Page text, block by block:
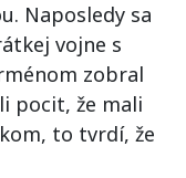
Naposledy sa
vojne s
zobral
pocit, že mali
to tvrdí, že